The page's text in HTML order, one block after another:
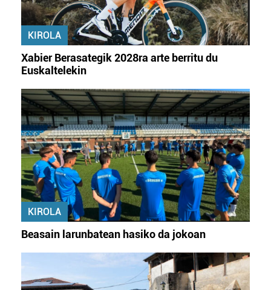
KIROLA
Xabier Berasategik 2028ra arte berritu du
Euskaltelekin
KIROLA
Beasain larunbatean hasiko da jokoan